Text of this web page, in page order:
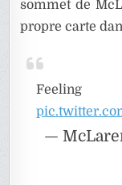
sommet de
propre carte
—